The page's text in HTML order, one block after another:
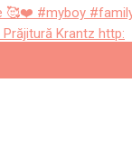
Prăjitură Krantz http: